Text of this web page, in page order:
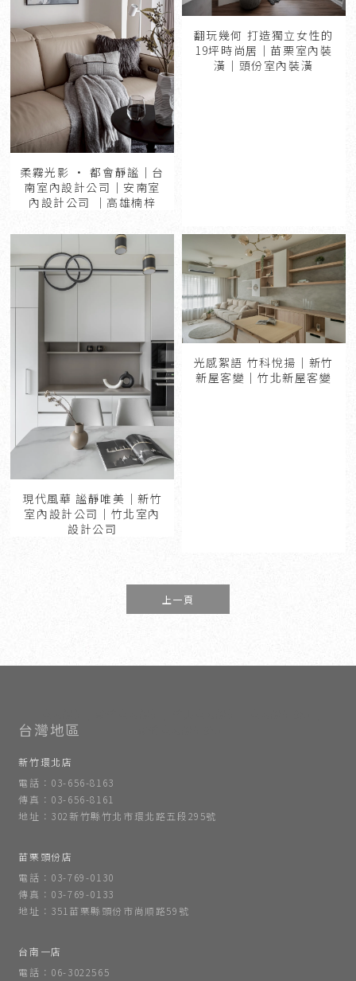
柔霧光影 · 都會靜謐｜台
南室內設計公司｜安南室
內設計公司 ｜高雄楠梓
翻玩幾何 打造獨立女性的
19坪時尚居｜苗栗室內裝
潢｜頭份室內裝潢
現代風華 謐靜唯美｜新竹
室內設計公司｜竹北室內
設計公司
光感絮語 竹科悅揚｜新竹
新屋客變｜竹北新屋客變
上一頁
新竹環北店
電話：03-656-8163
傳真：03-656-8161
地址：302新竹縣竹北市環北路五段295號
苗栗頭份店
電話：03-769-0130
傳真：03-769-0133
地址：351苗栗縣頭份市尚順路59號
台南一店
電話：06-3022565